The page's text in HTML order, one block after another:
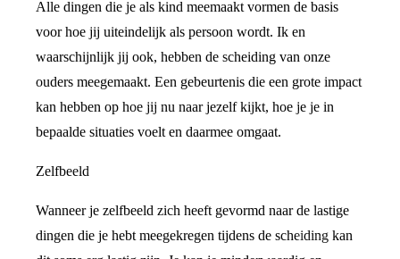
Alle dingen die je als kind meemaakt vormen de basis
voor hoe jij uiteindelijk als persoon wordt. Ik en
waarschijnlijk jij ook, hebben de scheiding van onze
ouders meegemaakt. Een gebeurtenis die een grote impact
kan hebben op hoe jij nu naar jezelf kijkt, hoe je je in
bepaalde situaties voelt en daarmee omgaat.
Zelfbeeld
Wanneer je zelfbeeld zich heeft gevormd naar de lastige
dingen die je hebt meegekregen tijdens de scheiding kan